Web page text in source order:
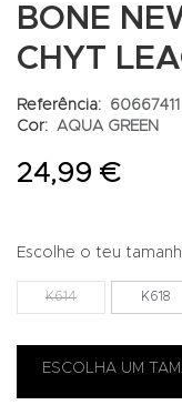
BONE
CHYT
Referência:
60667411
Cor:
AQUA GREEN
24,99 €
Escolhe o teu
K614 K618